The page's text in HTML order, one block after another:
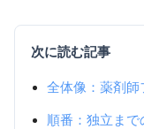
次に読む記事
全体像：薬剤師
順番：独立ま